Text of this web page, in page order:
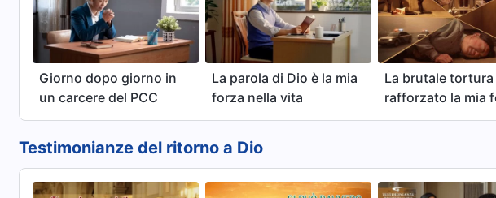
Giorno dopo giorno in
un carcere del PCC
La parola di Dio è la mia
forza nella vita
La brutale tortura
rafforzato la mia
in Dio
Testimonianze del ritorno a Dio